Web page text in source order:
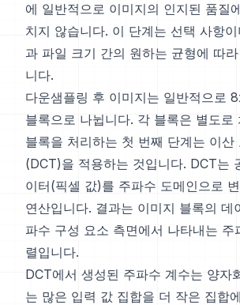
에 일반적으로 이미지의 인지된 품질
치지 않습니다. 이 단계는 선택 사항
과 파일 크기 간의 원하는 균형에 따
니다.
다운샘플링 후 이미지는 일반적으로
블록으로 나뉩니다. 각 블록은 별도로
블록을 처리하는 첫 번째 단계는 이산
(DCT)을 적용하는 것입니다. DCT는
이터(픽셀 값)를 주파수 도메인으로
연산입니다. 결과는 이미지 블록의 데
파수 구성 요소 측면에서 나타내는 주
렬입니다.
DCT에서 생성된 주파수 계수는 양자
는 많은 입력 값 집합을 더 작은 집합